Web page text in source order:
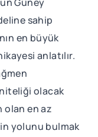
sahip
en büyük
anlatılır.
olacak
olan en az
yolunu bulmak